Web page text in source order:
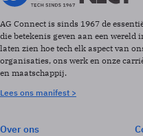
AG Connect is sinds 1967 de
die betekenis geven aan een
laten zien hoe tech elk aspect van
organisaties, ons werk en onze
en maatschappij.
Lees ons manifest >
Over ons